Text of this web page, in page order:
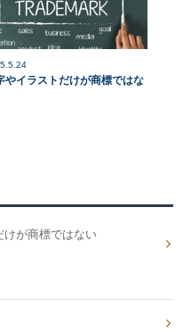
やイラストだけが商標ではな
けが商標ではない